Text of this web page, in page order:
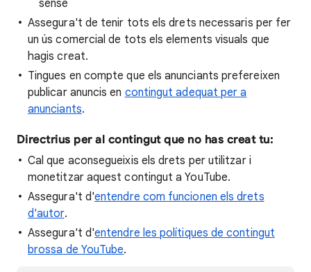
sense
Assegura't de tenir tots els drets necessaris per fer
un ús comercial de tots els elements visuals que
hagis creat.
Tingues en compte que els anunciants prefereixen
publicar anuncis en contingut adequat per a
anunciants.
Directrius per al contingut que no has creat tu:
Cal que aconsegueixis els drets per utilitzar i
monetitzar aquest contingut a YouTube.
Assegura't d'entendre com funcionen els drets
d'autor.
Assegura't d'entendre les polítiques de contingut
brossa de YouTube.